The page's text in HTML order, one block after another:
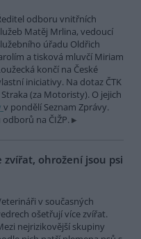
odboru vnitřních
Matěj Mrlina, vedoucí
úřadu Oldřich
a tisková mluvčí Miriam
končí na České
iniciativy. Na dotaz ČTK
(za Motoristy). O jejich
v pondělí Seznam Zprávy.
na ČIŽP.
ohrožení jsou psi
v současných
ošetřují více zvířat.
nejrizikovější skupiny